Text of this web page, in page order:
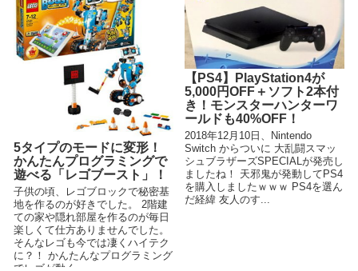
5タイプのモードに変形！
かんたんプログラミングで
遊べる「レゴブースト」！
子供の頃、レゴブロックで秘密基
地を作るのが好きでした。 2階建
ての家や隠れ部屋を作るのが毎日
楽しくて仕方ありませんでした。
そんなレゴも今では凄くハイテク
に？！ かんたんなプログラミング
でレゴが動く ...
【PS4】PlayStation4が
5,000円OFF＋ソフト2本付
き！モンスターハンターワ
ールドも40%OFF！
2018年12月10日、Nintendo
Switch からついに 大乱闘スマッ
シュブラザーズSPECIALが発売し
ましたね！ 天邪鬼が発動してPS4
を購入しましたｗｗｗ PS4を選ん
だ経緯 友人のす...